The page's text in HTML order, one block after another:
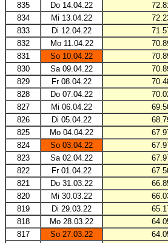
835
Do 14.04.22
834
Mi 13.04.22
833
Di 12.04.22
832
Mo 11.04.22
831
So 10.04.22
830
Sa 09.04.22
829
Fr 08.04.22
828
Do 07.04.22
827
Mi 06.04.22
826
Di 05.04.22
825
Mo 04.04.22
824
So 03.04.22
823
Sa 02.04.22
822
Fr 01.04.22
821
Do 31.03.22
820
Mi 30.03.22
819
Di 29.03.22
818
Mo 28.03.22
817
So 27.03.22